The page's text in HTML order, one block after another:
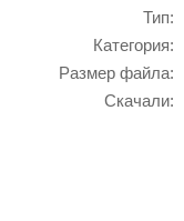
Тип:
Категория:
Размер файла:
Скачали: